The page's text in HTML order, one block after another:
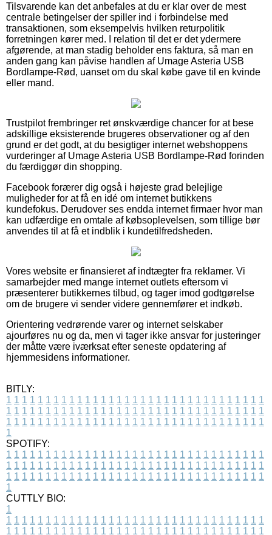
Tilsvarende kan det anbefales at du er klar over de mest
centrale betingelser der spiller ind i forbindelse med
transaktionen, som eksempelvis hvilken returpolitik
forretningen kører med. I relation til det er det ydermere
afgørende, at man stadig beholder ens faktura, så man en
anden gang kan påvise handlen af Umage Asteria USB
Bordlampe-Rød, uanset om du skal købe gave til en kvinde
eller mand.
Trustpilot frembringer ret ønskværdige chancer for at bese
adskillige eksisterende brugeres observationer og af den
grund er det godt, at du besigtiger internet webshoppens
vurderinger af Umage Asteria USB Bordlampe-Rød forinden
du færdiggør din shopping.
Facebook forærer dig også i højeste grad belejlige
muligheder for at få en idé om internet butikkens
kundefokus. Derudover ses endda internet firmaer hvor man
kan udfærdige en omtale af købsoplevelsen, som tillige bør
anvendes til at få et indblik i kundetilfredsheden.
Vores website er finansieret af indtægter fra reklamer. Vi
samarbejder med mange internet outlets eftersom vi
præsenterer butikkernes tilbud, og tager imod godtgørelse
om de brugere vi sender videre gennemfører et indkøb.
Orientering vedrørende varer og internet selskaber
ajourføres nu og da, men vi tager ikke ansvar for justeringer
der måtte være iværksat efter seneste opdatering af
hjemmesidens informationer.
BITLY:
1 1 1 1 1 1 1 1 1 1 1 1 1 1 1 1 1 1 1 1 1 1 1 1 1 1 1 1 1 1 1 1 1
1 1 1 1 1 1 1 1 1 1 1 1 1 1 1 1 1 1 1 1 1 1 1 1 1 1 1 1 1 1 1 1 1
1 1 1 1 1 1 1 1 1 1 1 1 1 1 1 1 1 1 1 1 1 1 1 1 1 1 1 1 1 1 1 1 1
1
SPOTIFY:
1 1 1 1 1 1 1 1 1 1 1 1 1 1 1 1 1 1 1 1 1 1 1 1 1 1 1 1 1 1 1 1 1
1 1 1 1 1 1 1 1 1 1 1 1 1 1 1 1 1 1 1 1 1 1 1 1 1 1 1 1 1 1 1 1 1
1 1 1 1 1 1 1 1 1 1 1 1 1 1 1 1 1 1 1 1 1 1 1 1 1 1 1 1 1 1 1 1 1
1
CUTTLY BIO:
1
1 1 1 1 1 1 1 1 1 1 1 1 1 1 1 1 1 1 1 1 1 1 1 1 1 1 1 1 1 1 1 1 1
1 1 1 1 1 1 1 1 1 1 1 1 1 1 1 1 1 1 1 1 1 1 1 1 1 1 1 1 1 1 1 1 1